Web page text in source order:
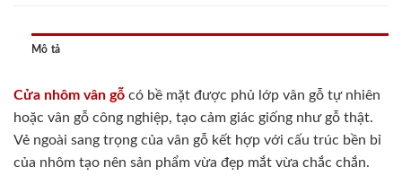
Mô tả
Cửa nhôm vân gỗ có bề mặt được phủ lớp vân gỗ tự nhiên
hoặc vân gỗ công nghiệp, tạo cảm giác giống như gỗ thật.
Vẻ ngoài sang trọng của vân gỗ kết hợp với cấu trúc bền bỉ
của nhôm tạo nên sản phẩm vừa đẹp mắt vừa chắc chắn.